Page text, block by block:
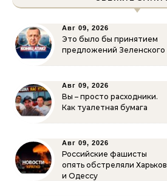
Авг 09, 2026
Это было бы принятием
предложений Зеленского
Авг 09, 2026
Вы – просто расходники.
Как туалетная бумага
Авг 09, 2026
Российские фашисты
опять обстреляли Харьков
и Одессу